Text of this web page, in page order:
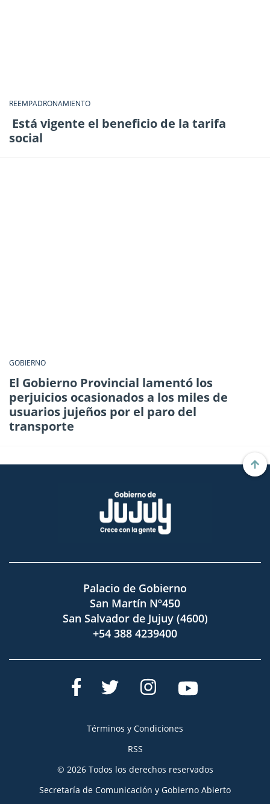
REEMPADRONAMIENTO
Está vigente el beneficio de la tarifa
social
GOBIERNO
El Gobierno Provincial lamentó los
perjuicios ocasionados a los miles de
usuarios jujeños por el paro del
transporte
Palacio de Gobierno
San Martín Nº450
San Salvador de Jujuy (4600)
+54 388 4239400
Términos y Condiciones
RSS
© 2026 Todos los derechos reservados
Secretaría de Comunicación y Gobierno Abierto